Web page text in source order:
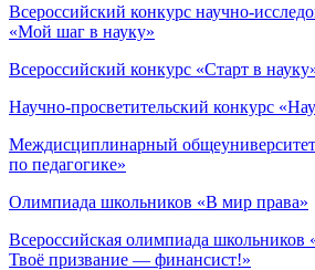
Всероссийский конкурс научно-
«Мой шаг в науку»
Всероссийский конкурс «Старт в
Научно-просветительский конкурс
Междисциплинарный
по педагогике»
Олимпиада школьников «В мир права»
Всероссийская олимпиада
Твоё призвание — финансист!»